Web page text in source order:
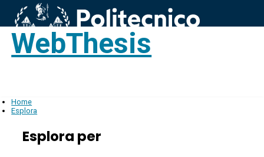
WebThesis
Home
Esplora
Esplora per